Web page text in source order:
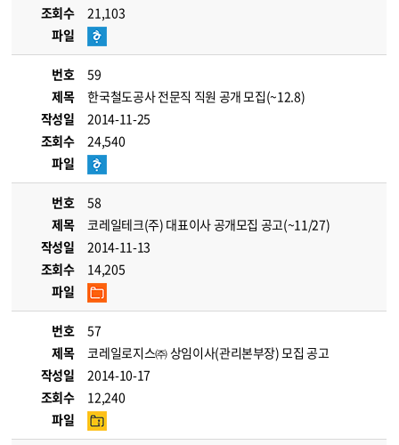
조회수
21,103
파일
번호
59
제목
한국철도공사 전문직 직원 공개 모집(~12.8)
작성일
2014-11-25
조회수
24,540
파일
번호
58
제목
코레일테크(주) 대표이사 공개모집 공고(~11/27)
작성일
2014-11-13
조회수
14,205
파일
번호
57
제목
코레일로지스㈜ 상임이사(관리본부장) 모집 공고
작성일
2014-10-17
조회수
12,240
파일